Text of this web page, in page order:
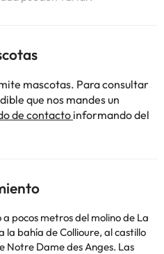
mascotas. Para consultar
que nos mandes un
de contactoinformando del
pocos metros del molino de La
la bahía de Collioure, al castillo
Dame des Anges. Las